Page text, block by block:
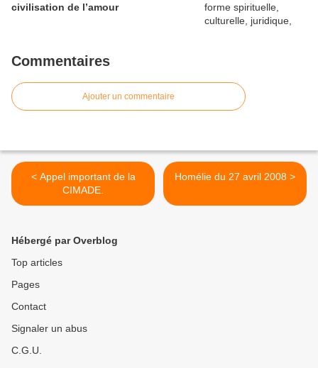
civilisation de l’amour
Commentaires
Ajouter un commentaire
< Appel important de la
CIMADE.
Homélie du 27 avril 2008 >
Hébergé par Overblog
Top articles
Pages
Contact
Signaler un abus
C.G.U.